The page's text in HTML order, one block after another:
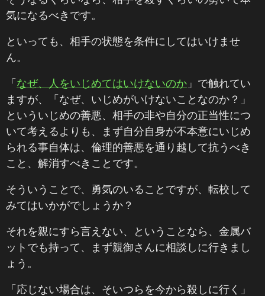
気になるべきです。
といっても、相手の状態を条件にしてはいけませ
ん。
「なぜ、人をいじめてはいけないのか 」で触れてい
ますが、「なぜ、いじめがいけないことなのか？」
といういじめの善悪、相手の非や自分の正当性につ
いて考えるよりも、まず自分自身が不本意にいじめ
られる事自体は、倫理的善悪を通り越して抗うべき
こと、解消すべきことです。
そういうことで、勇気のいることですが、転校して
みてはいかがでしょうか？
それを親にすら言えない、ということなら、金属バ
ットでも持って、まず親御さんに相談しに行きまし
ょう。
「応じない場合は、そいつらを今から殺しに行く」